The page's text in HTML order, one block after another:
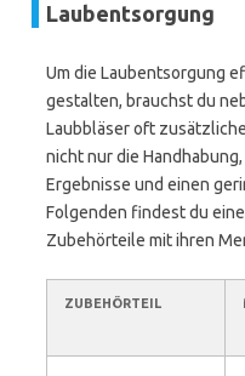
Laubentsorgung
Um die Laubentsorgung
gestalten, brauchst du
Laubbläser oft
nicht nur die
Ergebnisse und einen
Folgenden findest du
Zubehörteile mit ihren
ZUBEHÖRTEIL